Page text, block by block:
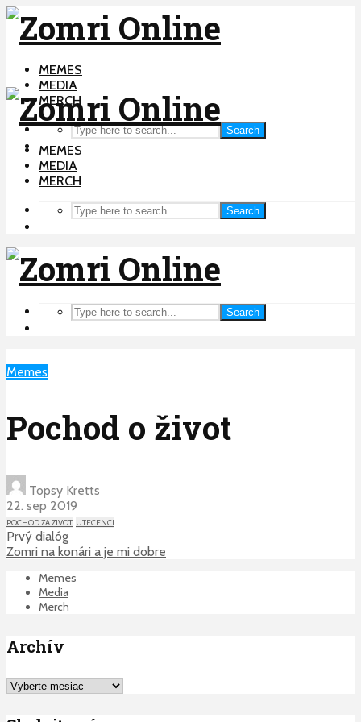
MEMES
MEDIA
MERCH
Search
MEMES
MEDIA
MERCH
Search
Search
Memes
Pochod o život
Topsy Kretts
22. sep 2019
POCHOD ZA ZIVOT UTECENCI
Prvý dialóg
Zomri na konári a je mi dobre
Memes
Media
Merch
Archív
Archív